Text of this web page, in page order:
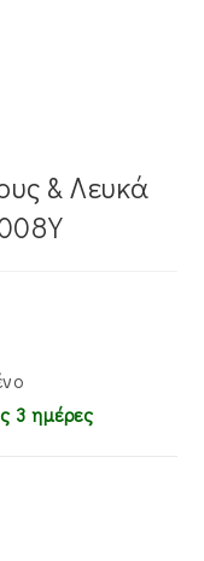
& Λευκά
3 ημέρες